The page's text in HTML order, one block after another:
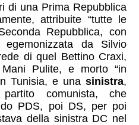
di una Prima Repubblica
attribuite “tutte le
Repubblica, con
da Silvio
di quel Bettino Craxi,
Pulite, e morto “in
Tunisia, e unasinistra,
comunista, che
PDS, poi DS, per poi
della sinistra DC nel